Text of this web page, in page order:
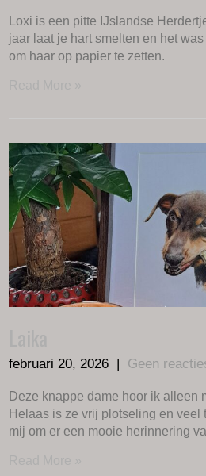
Loxi is een pitte IJslandse
jaar laat je hart smelten en het
om haar op papier te zetten.
februari 20, 2026 Geen
Deze knappe dame hoor ik alleen
Helaas is ze vrij plotseling en veel
mij om er een mooie herinnering